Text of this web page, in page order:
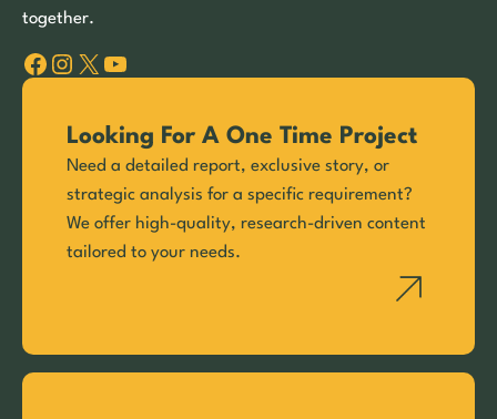
together.
Facebook Instagram X YouTube
Looking For A One Time Project
Need a detailed report, exclusive story, or
strategic analysis for a specific requirement?
We offer high-quality, research-driven content
tailored to your needs.